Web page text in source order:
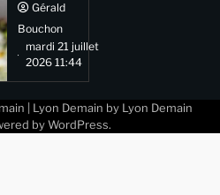
Gérald
Bouchon
mardi 21 juillet
2026 11:44
| Lyon Demain by Lyon Demain
byWordPress.